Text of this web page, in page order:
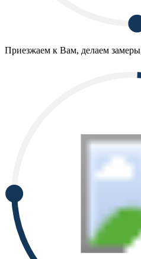
Приезжаем к Вам, делаем